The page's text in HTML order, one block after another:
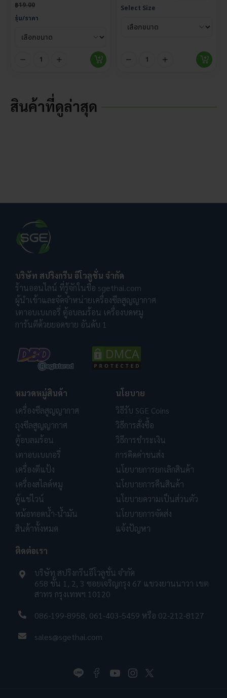
฿19.00
รุ่น/ราคา
Select Size
สินค้าที่ดูล่าสุด
บริษัท สปริงกรีน อีโวลูชั่น จำกัด
ร้านออนไลน์ ที่รู้จักในชื่อ sgethai.com
ผู้นำเข้าและจัดจำหน่ายเครื่องซีลสูญญากาศ
เตาอบเบเกอรี่ ตู้อบลมร้อน เครื่องบดหมู
การันตีด้วยยอดขาย อันดับ 1
หมวดหมู่สินค้า
เครื่องซีลสูญญากาศ
ถุงซีลสูญญากาศ
ตู้อบลมร้อน
เตาอบเบเกอรี่
เครื่องตีแป้ง
เครื่องสไลด์หมู
ตู้แช่ไวน์
หม้อทอดน้ำ-น้ำมัน
สินค้าทั้งหมด
นโยบาย
วิธีรับ SGE Coins
วิธีการสั่งซื้อ
วิธีการชำระเงิน
การคิดค่าขนส่ง
นโยบายการยกเลิกสินค้า
นโยบายการคืนสินค้า
นโยบายความเป็นส่วนตัว
นโยบายการจัดส่ง
แจ้งปัญหา
ติดต่อเรา
บริษัท สปริงกรีนอีโวลูชั่น จำกัด
658 ชั้น 1, 2, 3 ซอยเจริญกรุง 67 แขวงยานนาวา เขต
สาทร กรุงเทพฯ 10120
086-199-8958, 061-403-5459 หรือ 02-212-8127
sales@sgethai.com